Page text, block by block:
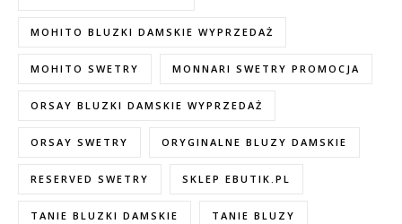
MOHITO BLUZKI DAMSKIE WYPRZEDAŻ
MOHITO SWETRY MONNARI SWETRY PROMOCJA
ORSAY BLUZKI DAMSKIE WYPRZEDAŻ
ORSAY SWETRY ORYGINALNE BLUZY DAMSKIE
RESERVED SWETRY SKLEP EBUTIK.PL
TANIE BLUZKI DAMSKIE TANIE BLUZY